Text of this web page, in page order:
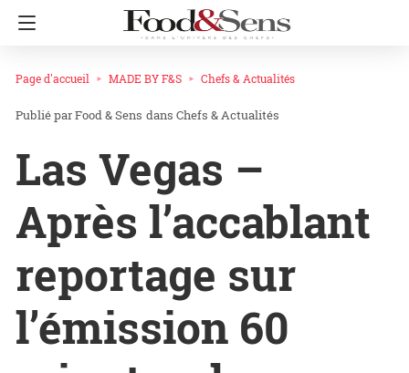
Page d'accueil MADE BY F&S Chefs & Actualités
Food & Sens dans Chefs & Actualités
Las Vegas –
Après l’accablant
reportage sur
l’émission 60